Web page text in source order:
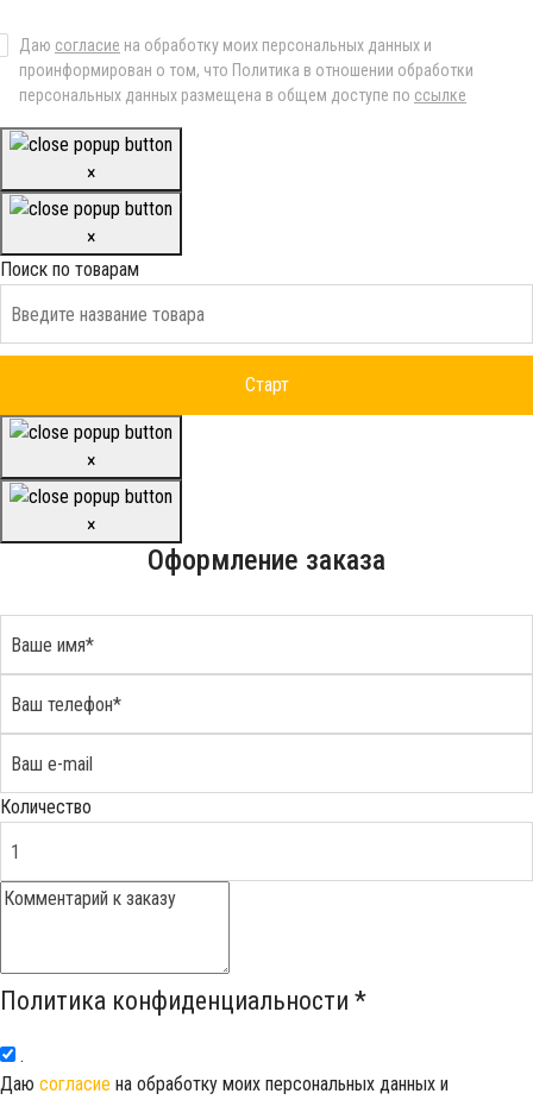
Даю согласие на обработку моих персональных данных и
проинформирован о том, что Политика в отношении обработки
персональных данных размещена в общем доступе по ссылке
×
×
Поиск по товарам
×
×
Оформление заказа
Количество
Политика конфиденциальности *
.
Даю согласие на обработку моих персональных данных и